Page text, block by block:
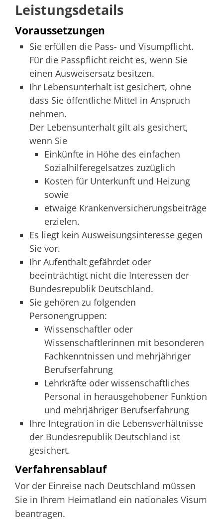
Leistungsdetails
Voraussetzungen
Sie erfüllen die Pass- und Visumpflicht.
Für die Passpflicht reicht es, wenn Sie
einen Ausweisersatz besitzen.
Ihr Lebensunterhalt ist gesichert, ohne
dass Sie öffentliche Mittel in Anspruch
nehmen.
Der Lebensunterhalt gilt als gesichert,
wenn Sie
Einkünfte in Höhe des einfachen
Sozialhilferegelsatzes zuzüglich
Kosten für Unterkunft und Heizung
sowie
etwaige Krankenversicherungsbeiträge
erzielen.
Es liegt kein Ausweisungsinteresse gegen
Sie vor.
Ihr Aufenthalt gefährdet oder
beeinträchtigt nicht die Interessen der
Bundesrepublik Deutschland.
Sie gehören zu folgenden
Personengruppen:
Wissenschaftler oder
Wissenschaftlerinnen mit besonderen
Fachkenntnissen und mehrjähriger
Berufserfahrung
Lehrkräfte oder wissenschaftliches
Personal in herausgehobener Funktion
und mehrjähriger Berufserfahrung
Ihre Integration in die Lebensverhältnisse
der Bundesrepublik Deutschland ist
gesichert.
Verfahrensablauf
Vor der Einreise nach Deutschland müssen
Sie in Ihrem Heimatland ein nationales Visum
beantragen.